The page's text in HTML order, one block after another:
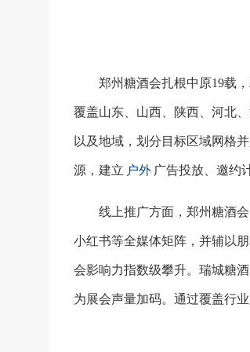
郑州糖酒会扎根中原19载
覆盖山东、山西、陕西、河北
以及地域，划分目标区域网格
源，建立 户外 广告投放、邀约
线上推广方面，郑州糖酒
小红书等全媒体矩阵，并辅以
会影响力指数级攀升。瑞城糖
为展会声量加码。通过覆盖行